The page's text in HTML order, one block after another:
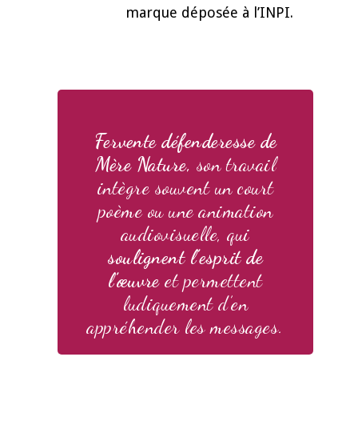
marque déposée à l’INPI.
Fervente défenderesse de
Mère Nature, son travail
intègre souvent un court
poème ou une animation
audiovisuelle, qui
soulignent l’esprit de
l’œuvreet permettent
ludiquement d’en
appréhender les messages.